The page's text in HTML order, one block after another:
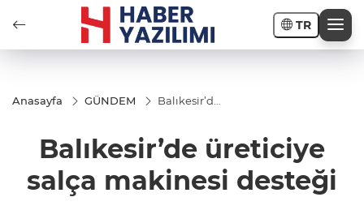
TR
Anasayfa GÜNDEM
Balıkesir’de
makinesi
desteği
Balıkesir’de üreticiye
salça makinesi desteği